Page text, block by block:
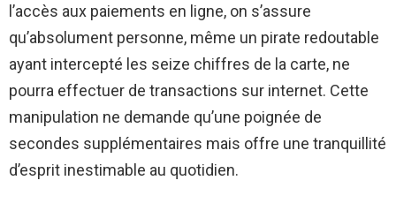
l’accès aux paiements en ligne, on s’assure
qu’absolument personne, même un pirate redoutable
ayant intercepté les seize chiffres de la carte, ne
pourra effectuer de transactions sur internet. Cette
manipulation ne demande qu’une poignée de
secondes supplémentaires mais offre une tranquillité
d’esprit inestimable au quotidien.